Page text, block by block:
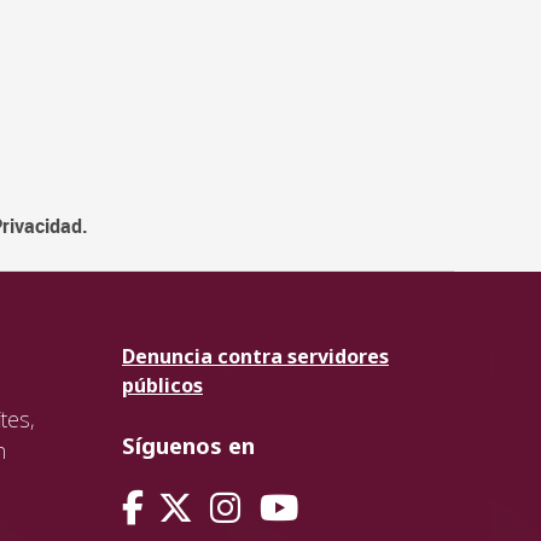
Denuncia contra servidores
públicos
Síguenos en